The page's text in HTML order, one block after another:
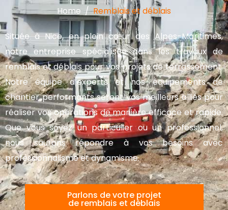
Home Remblais et déblais
Située à Nice, en plein cœur des Alpes-Maritimes,
notre entreprise spécialisée dans les travaux de
remblais et déblais pour vos projets de terrassement.
Notre équipe d’experts et nos équipements de
chantier performants seront vos meilleurs alliés pour
réaliser vos opérations de manière efficace et rapide.
Que vous soyez un particulier ou un professionnel,
nous saurons répondre à vos besoins avec
professionnalisme et dynamisme.
Parlons de votre projet
de remblais et déblais